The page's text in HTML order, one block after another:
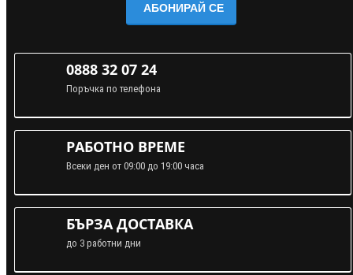
АБОНИРАЙ СЕ
0888 32 07 24
Поръчка по телефона
РАБОТНО ВРЕМЕ
Всеки ден от 09:00 до 19:00 часа
БЪРЗА ДОСТАВКА
до 3 работни дни